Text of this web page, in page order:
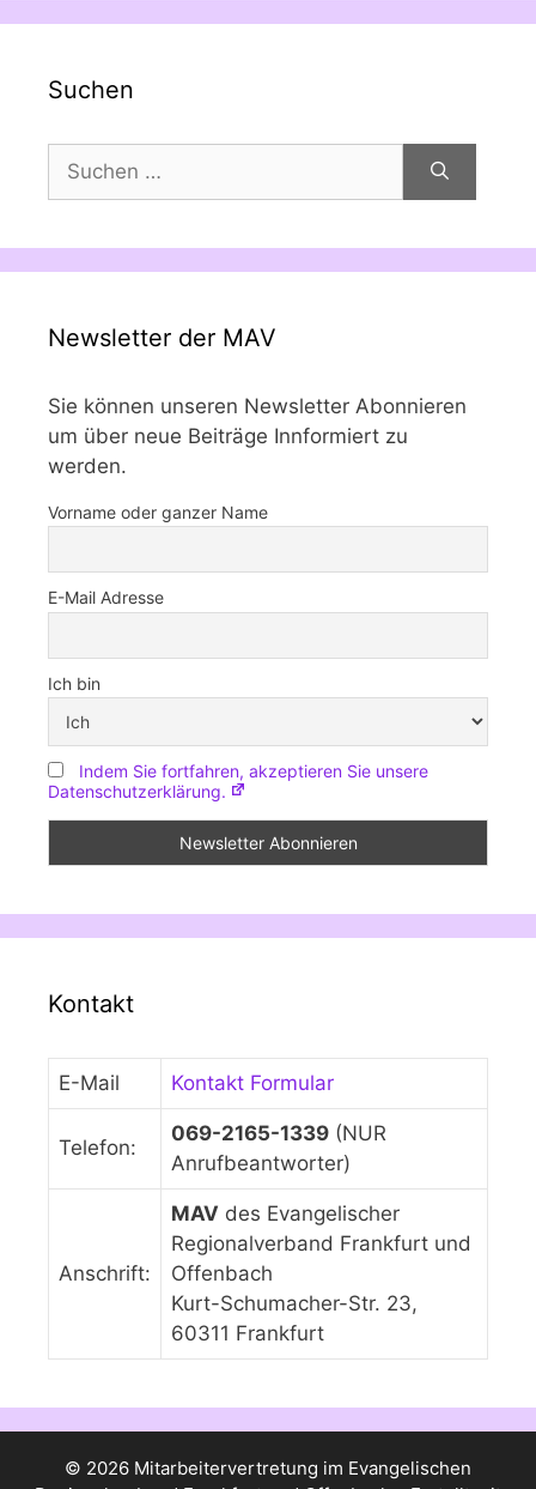
Suchen
nach:
Newsletter der MAV
Sie können unseren Newsletter Abonnieren
um über neue Beiträge Innformiert zu
werden.
Vorname oder ganzer Name
E-Mail Adresse
Ich bin
Indem Sie fortfahren, akzeptieren Sie unsere
Datenschutzerklärung.
Kontakt
E-Mail Kontakt Formular
Telefon:
069-2165-1339 (NUR
Anrufbeantworter)
Anschrift:
MAV des Evangelischer
Regionalverband Frankfurt und
Offenbach
Kurt-Schumacher-Str. 23,
60311 Frankfurt
© 2026 Mitarbeitervertretung im Evangelischen